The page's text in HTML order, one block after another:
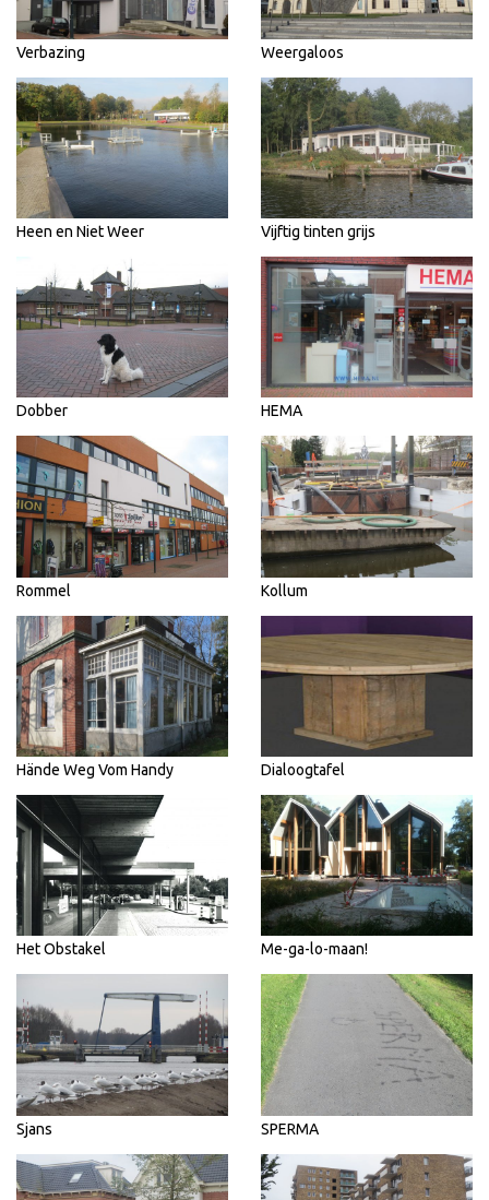
Verbazing Weergaloos
Heen en Niet Weer Vijftig tinten grijs
Dobber HEMA
Rommel Kollum
Hände Weg Vom Handy Dialoogtafel
Het Obstakel Me-ga-lo-maan!
Sjans SPERMA